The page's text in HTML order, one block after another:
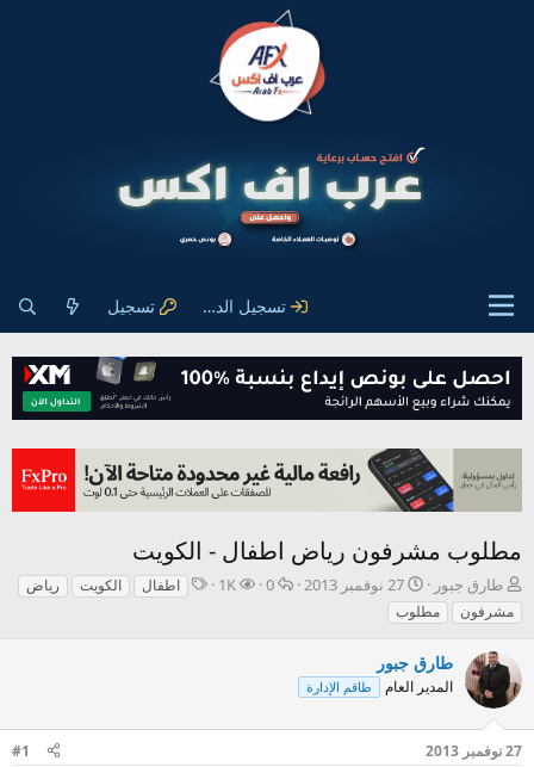
تسجيل الدخول تسجيل
مطلوب مشرفون رياض اطفال - الكويت
ب
ا
د
ئ
ا
م
و
ض
طارق جبور
ت
ا
ر
خ
ا
ب
27 نوفمبر 2013
ا0
ا
ا
1K
ا اطفال الكويت
رياض
مشرفون
مطلوب
طارق جبور
المدير العام طاقم الإدارة
27 نوفمبر 2013 #1